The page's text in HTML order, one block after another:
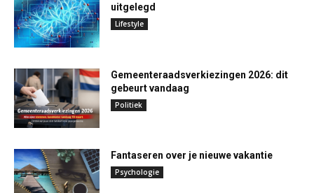
uitgelegd
Lifestyle
Gemeenteraadsverkiezingen 2026: dit
gebeurt vandaag
Politiek
Fantaseren over je nieuwe vakantie
Psychologie